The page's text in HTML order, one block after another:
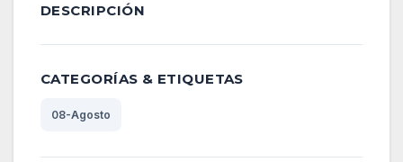
DESCRIPCIÓN
CATEGORÍAS & ETIQUETAS
08-Agosto